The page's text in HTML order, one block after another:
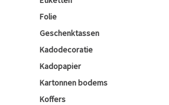
Folie
Geschenktassen
Kadodecoratie
Kadopapier
Kartonnen bodems
Koffers